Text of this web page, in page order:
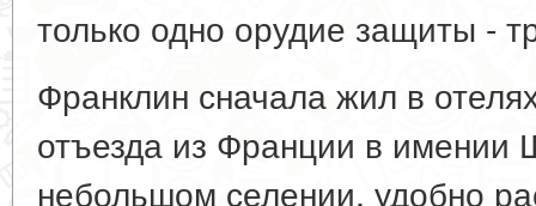
только одно орудие защиты -
Франклин сначала жил в
отъезда из Франции в имении
небольшом селении, удобно